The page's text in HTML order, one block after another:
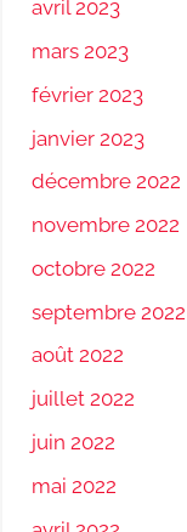
avril 2023
mars 2023
février 2023
janvier 2023
décembre 2022
novembre 2022
octobre 2022
septembre 2022
août 2022
juillet 2022
juin 2022
mai 2022